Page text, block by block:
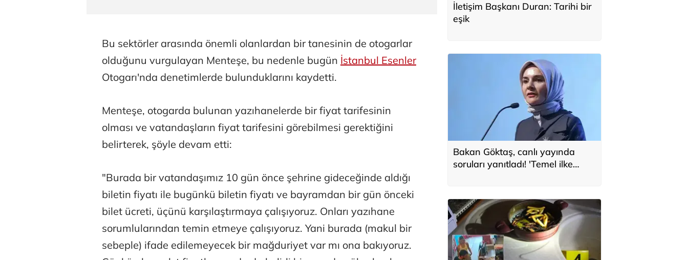
Bu sektörler arasında önemli olanlardan bir tanesinin de otogarlar
olduğunu vurgulayan Menteşe, bu nedenle bugün İstanbul Esenler
Otogarı'nda denetimlerde bulunduklarını kaydetti.
Menteşe, otogarda bulunan yazıhanelerde bir fiyat tarifesinin
olması ve vatandaşların fiyat tarifesini görebilmesi gerektiğini
belirterek, şöyle devam etti:
"Burada bir vatandaşımız 10 gün önce şehrine gideceğinde aldığı
biletin fiyatı ile bugünkü biletin fiyatı ve bayramdan bir gün önceki
bilet ücreti, üçünü karşılaştırmaya çalışıyoruz. Onları yazıhane
sorumlularından temin etmeye çalışıyoruz. Yani burada (makul bir
sebeple) ifade edilemeyecek bir mağduriyet var mı ona bakıyoruz.
İletişim Başkanı Duran: Tarihi bir
eşik
Bakan Göktaş, canlı yayında
soruları yanıtladı! 'Temel ilke